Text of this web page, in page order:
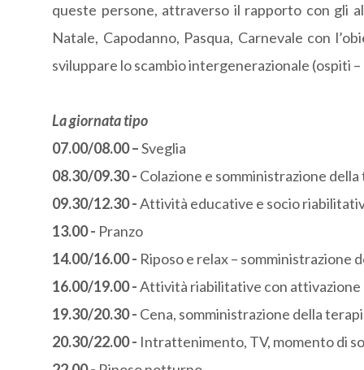
queste persone, attraverso il rapporto con gli
Natale, Capodanno, Pasqua, Carnevale con
sviluppare lo scambio intergenerazionale (ospiti –
La giornata tipo
07.00/08.00 –Sveglia
08.30/09.30 - Colazione e somministrazione
09.30/12.30 -Attività educative e socio
13.00 - Pranzo
14.00/16.00 - Riposo e relax – somministrazione
16.00/19.00 -Attività riabilitative con
19.30/20.30 - Cena, somministrazione della
20.30/22.00 - Intrattenimento, TV, momento di